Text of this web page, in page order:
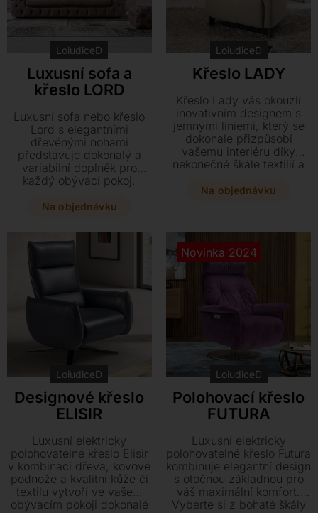
LoiudiceD
Luxusní sofa a
křeslo LORD
Luxusní sofa nebo křeslo
Lord s elegantními
dřevěnými nohami
představuje dokonalý a
variabilní doplněk pro
každý obývací pokoj.
provedení od kompaktního
pohovku s komfortní
matrací, vše v prvotřídním
čalounění z pravé kůže či
textilu. Nabídku doplňují
stylové taburety a
praktické konferenční
stolky pro váš maximální
komfort.
Na objednávku
LoiudiceD
Křeslo LADY
Křeslo Lady vás okouzlí
inovativním designem s
jemnými liniemi, který se
dokonale přizpůsobí
vašemu interiéru díky
nekonečné škále textilií a
o rozměrech 76 x 80 x 75
pohodlnou polyuretanovou
výplní. Vytvořte si
jedinečné posezení s
dřevěnými nohami v
odstínu podle vašeho
Na objednávku
LoiudiceD
Designové křeslo
ELISIR
Luxusní elektricky
polohovatelné křeslo Elisir
v kombinaci dřeva, kovové
podnože a kvalitní kůže či
textilu vytvoří ve vašem
obývacím pokoji dokonalé
Novinka 2024
LoiudiceD
Polohovací křeslo
FUTURA
Luxusní elektricky
polohovatelné křeslo Futura
kombinuje elegantní design
s otočnou základnou pro
váš maximální komfort.
Vyberte si z bohaté škály